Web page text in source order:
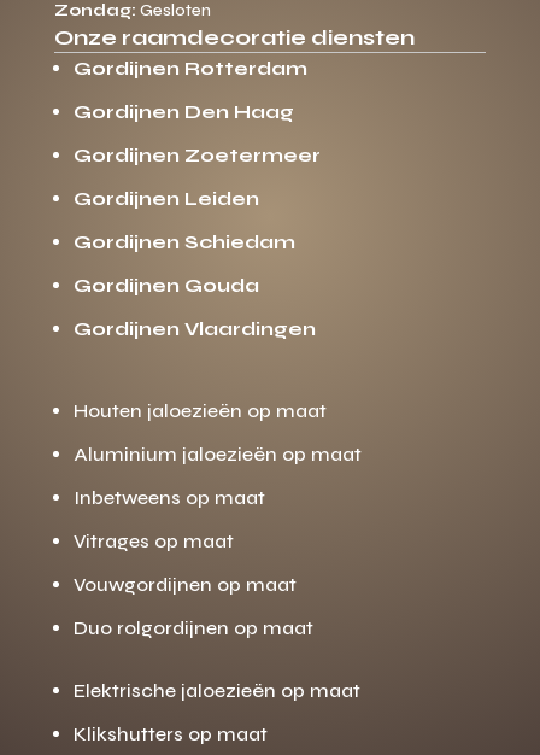
Zondag: Gesloten
Onze raamdecoratie diensten
Gordijnen Rotterdam
Gordijnen Den Haag
Gordijnen Zoetermeer
Gordijnen Leiden
Gordijnen Schiedam
Gordijnen Gouda
Gordijnen Vlaardingen
Houten jaloezieën op maat
Aluminium jaloezieën op maat
Inbetweens op maat
Vitrages op maat
Vouwgordijnen op maat
Duo rolgordijnen op maat
Elektrische jaloezieën op maat
Klikshutters op maat